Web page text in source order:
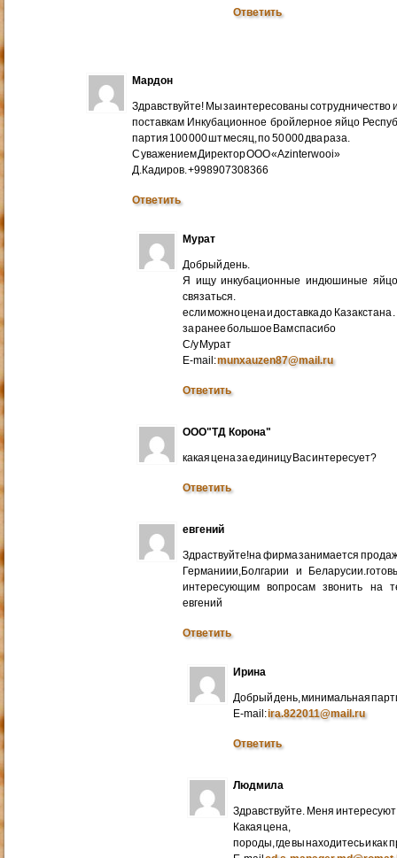
Ответить
Мардон
Здравствуйте! Мы заинтересованы сотрудничество
поставкам Инкубационное бройлерное яйцо
партия 100 000 шт месяц, по 50 000 два раза.
С уважением Директор ООО «Azinterwooi»
Д.Кадиров. +998907308366
Ответить
Мурат
Добрый день.
Я ищу инкубационные индюшиные
связаться.
если можно цена и доставка до Казакстана .
за ранее большое Вам спасибо
С/у Мурат
E-mail:munxauzen87@mail.ru
Ответить
ООО"ТД Корона"
какая цена за единицу Вас интересует?
Ответить
евгений
Здраствуйте!на фирма занимается
Германиии,Болгарии и
интересующим вопросам звонить на
евгений
Ответить
Ирина
Добрый день, минимальная
E-mail:ira.822011@mail.ru
Ответить
Людмила
Здравствуйте. Меня
Какая цена,
породы, где вы находитесь и как